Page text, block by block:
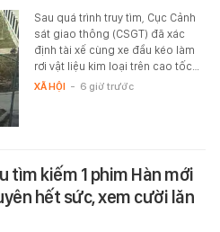
Sau quá trình truy tìm, Cục Cảnh
sát giao thông (CSGT) đã xác
định tài xế cùng xe đầu kéo làm
rơi vật liệu kim loại trên cao tốc…
XÃ HỘI - 6 giờ trước
tìm kiếm 1 phim Hàn mới
hết sức, xem cười lăn